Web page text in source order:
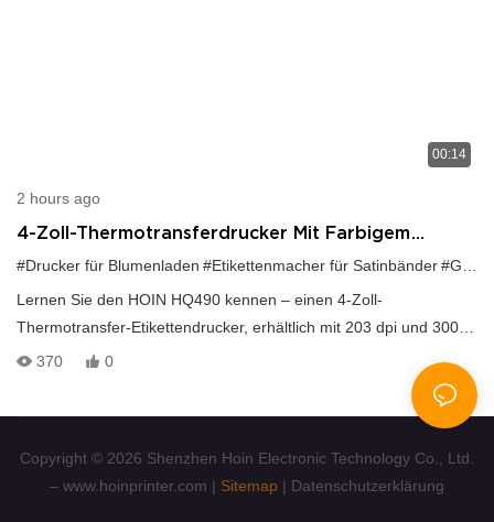
00:14
2 hours ago
4-Zoll-Thermotransferdrucker Mit Farbigem
Satinband Für Florale Geschenkverpackungen
#Drucker für Blumenladen #Etikettenmacher für Satinbänder#Geschenkverpackungsdruckerei
Lernen Sie den HOIN HQ490 kennen – einen 4-Zoll-
Thermotransfer-Etikettendrucker, erhältlich mit 203 dpi und 300
dpi. Er druckt schnell mit 152 mm/s, unterstützt 1D-/2D-Barcodes,
Rollen- und Faltpapier sowie die Software TSPL, ZPL und EPL.
Kontaktieren Sie uns:
WhatsApp +8619172692721
370 0
Copyright © 2026 Shenzhen Hoin Electronic Technology Co., Ltd.
– www.hoinprinter.com | Sitemap | Datenschutzerklärung